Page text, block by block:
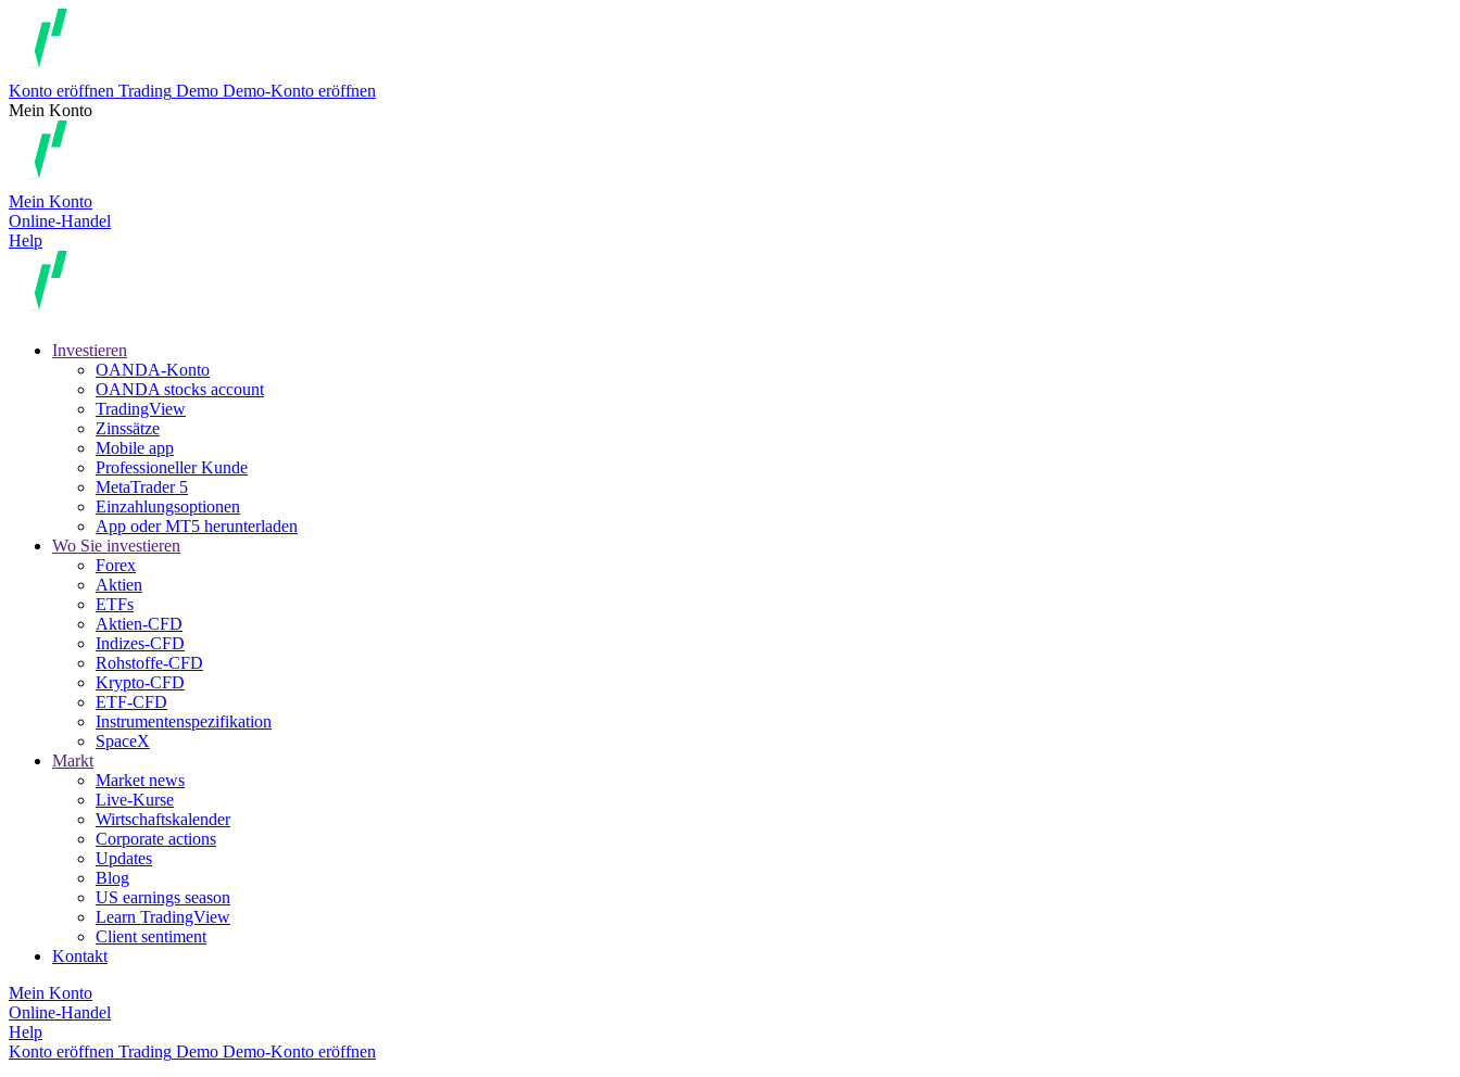
Konto eröffnen Trading Demo Demo-Konto eröffnen
Mein Konto
Mein Konto
Online-Handel
Help
Investieren
OANDA-Konto
OANDA stocks account
TradingView
Zinssätze
Mobile app
Professioneller Kunde
MetaTrader 5
Einzahlungsoptionen
App oder MT5 herunterladen
Wo Sie investieren
Forex
Aktien
ETFs
Aktien-CFD
Indizes-CFD
Rohstoffe-CFD
Krypto-CFD
ETF-CFD
Instrumentenspezifikation
SpaceX
Markt
Market news
Live-Kurse
Wirtschaftskalender
Corporate actions
Updates
Blog
US earnings season
Learn TradingView
Client sentiment
Kontakt
Mein Konto
Online-Handel
Help
Konto eröffnen Trading Demo Demo-Konto eröffnen